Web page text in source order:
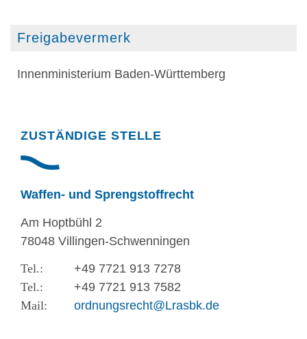
Freigabevermerk
Innenministerium Baden-Württemberg
Randspalte
ZUSTÄNDIGE STELLE
Waffen- und Sprengstoffrecht
Am Hoptbühl 2
78048 Villingen-Schwenningen
+49 7721 913 7278
+49 7721 913 7582
ordnungsrecht@Lrasbk.de